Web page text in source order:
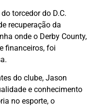
torcedor do D.C.
recuperação da
onde o Derby County,
financeiros, foi
do clube, Jason
e conhecimento
no esporte, o